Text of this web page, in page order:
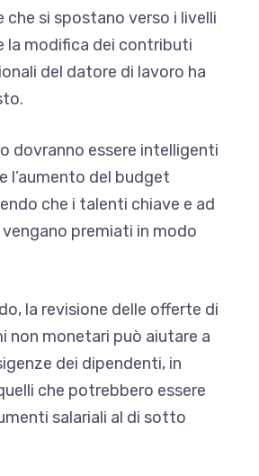
che si spostano verso i livelli
la modifica dei contributi
del datore di lavoro ha
dovranno essere intelligenti
l’aumento del budget
che i talenti chiave e ad
premiati in modo
la revisione delle offerte di
non monetari può aiutare a
dei dipendenti, in
che potrebbero essere
salariali al di sotto